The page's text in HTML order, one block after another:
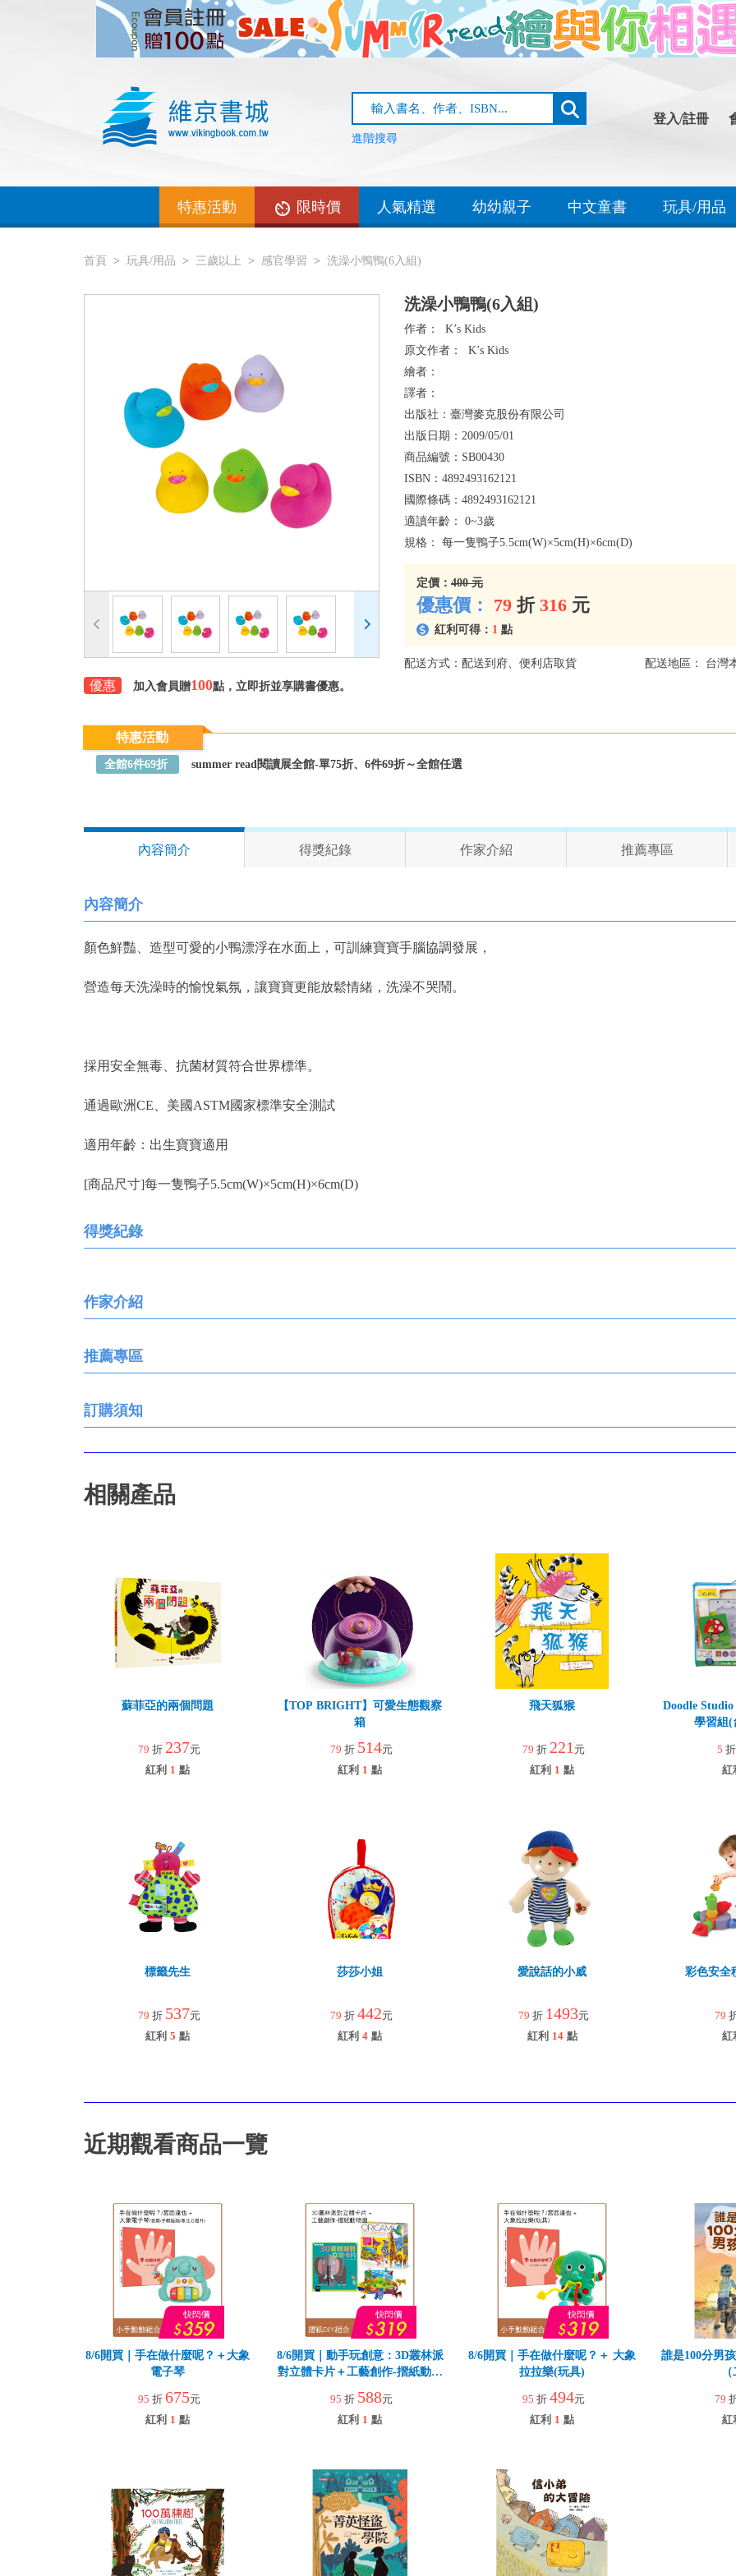
進階搜尋
登入/註冊
特惠活動 限時價 人氣精選 幼幼親子 中文童書 玩具/用品
首頁 玩具/用品 三歲以上 感官學習 洗澡小鴨鴨(6入組)
優惠 加入會員贈100點，立即折並享購書優惠。
洗澡小鴨鴨(6入組)
作者：
K’s Kids
原文作者：
K’s Kids
繪者：
譯者：
出版社： 臺灣麥克股份有限公司
出版日期： 2009/05/01
商品編號： SB00430
ISBN： 4892493162121
國際條碼： 4892493162121
適讀年齡： 0~3歲
規格： 每一隻鴨子5.5cm(W)×5cm(H)×6cm(D)
定價： 400 元
優惠價： 79 折 316 元
紅利可得： 1 點
配送方式：配送到府、便利店取貨 配送地區： 台灣
特惠活動
全館6件69折 summer read閱讀展全館-單75折、6件69折～全館任選
內容簡介 得獎紀錄 作家介紹 推薦專區
內容簡介
顏色鮮豔、造型可愛的小鴨漂浮在水面上，可訓練寶寶手腦協調發展，
營造每天洗澡時的愉悅氣氛，讓寶寶更能放鬆情緒，洗澡不哭鬧。
採用安全無毒、抗菌材質符合世界標準。
通過歐洲CE、美國ASTM國家標準安全測試
適用年齡：出生寶寶適用
[商品尺寸]每一隻鴨子5.5cm(W)×5cm(H)×6cm(D)
得獎紀錄
作家介紹
推薦專區
訂購須知
相關產品
蘇菲亞的兩個問題
79 折 237元
紅利 1 點
【TOP BRIGHT】可愛生態觀察
箱
79 折 514元
紅利 1 點
飛天狐猴
79 折 221 元
紅利 1 點
Doodle
學習組(
5 折
紅
標籤先生
79 折 537元
紅利 5 點
莎莎小姐
79 折 442元
紅利 4 點
愛說話的小威
79 折 1493元
紅利 14 點
彩色安全
79
紅
近期觀看商品一覽
8/6開買｜手在做什麼呢？＋大象
電子琴
95 折 675元
紅利 1 點
8/6開買｜動手玩創意：3D叢林派
對立體卡片＋工藝創作-摺紙動物
95 折 588元
紅利 1 點
8/6開買｜手在做什麼呢？＋ 大象
拉拉樂(玩具)
95 折 494元
紅利 1 點
誰是100分男
79
紅